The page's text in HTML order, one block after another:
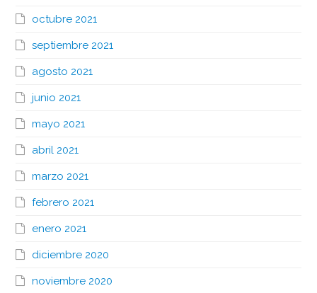
octubre 2021
septiembre 2021
agosto 2021
junio 2021
mayo 2021
abril 2021
marzo 2021
febrero 2021
enero 2021
diciembre 2020
noviembre 2020